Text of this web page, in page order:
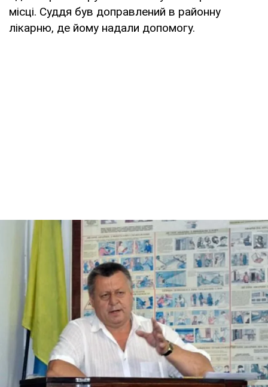
місці. Суддя був доправлений в районну
лікарню, де йому надали допомогу.